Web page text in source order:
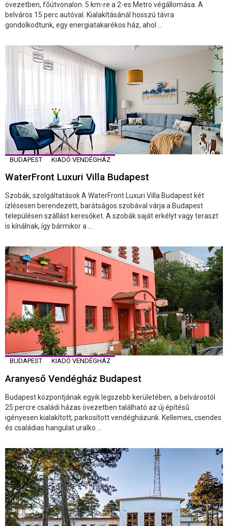
övezetben, főútvonalon. 5 km-re a 2-es Metro végállomása. A
belváros 15 perc autóval. Kialakításánál hosszú távra
gondolkodtunk, egy energiatakarékos ház, ahol ...
BUDAPEST KIADÓ VENDÉGHÁZ
WaterFront Luxuri Villa Budapest
Szobák, szolgáltatások A WaterFront Luxuri Villa Budapest két
ízlésesen berendezett, barátságos szobával várja a Budapest
településen szállást keresőket. A szobák saját erkélyt vagy teraszt
is kínálnak, így bármikor a ...
BUDAPEST KIADÓ VENDÉGHÁZ
Aranyeső Vendégház Budapest
Budapest központjának egyik legszebb kerületében, a belvárostól
25 percre családi házas övezetben található az új építésű
igényesen kialakított, parkosított vendégházunk. Kellemes, csendes
és családias hangulat uralko ...